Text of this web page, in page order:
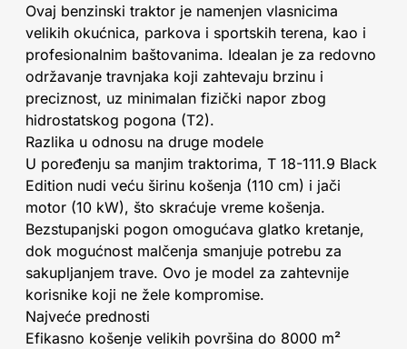
Ovaj benzinski traktor je namenjen vlasnicima
velikih okućnica, parkova i sportskih terena, kao i
profesionalnim baštovanima. Idealan je za redovno
održavanje travnjaka koji zahtevaju brzinu i
preciznost, uz minimalan fizički napor zbog
hidrostatskog pogona (T2).
Razlika u odnosu na druge modele
U poređenju sa manjim traktorima, T 18-111.9 Black
Edition nudi veću širinu košenja (110 cm) i jači
motor (10 kW), što skraćuje vreme košenja.
Bezstupanjski pogon omogućava glatko kretanje,
dok mogućnost malčenja smanjuje potrebu za
sakupljanjem trave. Ovo je model za zahtevnije
korisnike koji ne žele kompromise.
Najveće prednosti
Efikasno košenje velikih površina do 8000 m²